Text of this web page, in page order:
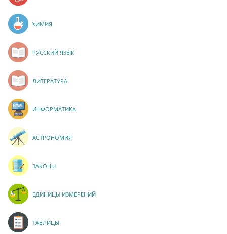
ХИМИЯ
РУССКИЙ ЯЗЫК
ЛИТЕРАТУРА
ИНФОРМАТИКА
АСТРОНОМИЯ
ЗАКОНЫ
ЕДИНИЦЫ ИЗМЕРЕНИЙ
ТАБЛИЦЫ